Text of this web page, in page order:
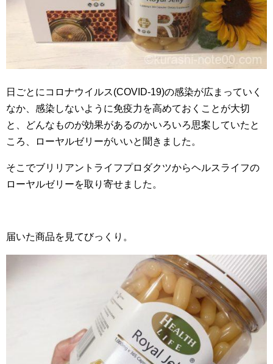
日ごとにコロナウイルス(COVID-19)の感染が広まっていく
なか、感染しないように免疫力を高めておくことが大切
と、どんなものが効果があるのかいろいろ思案していたと
ころ、ローヤルゼリーがいいと聞きました。
そこでブリリアントライフプロダクツからヘルスライフの
ローヤルゼリーを取り寄せました。
届いた商品を見てびっくり。